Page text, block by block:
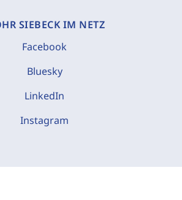
SIEBECK IM NETZ
Facebook
Bluesky
LinkedIn
Instagram